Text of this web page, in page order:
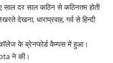
साल दर साल कठिन से कठिनतम होती
देखना, धाराप्रवाह, गर्व से हिन्दी
के ब्रेनफोर्ड कैम्पस में हुआ।
ने की।